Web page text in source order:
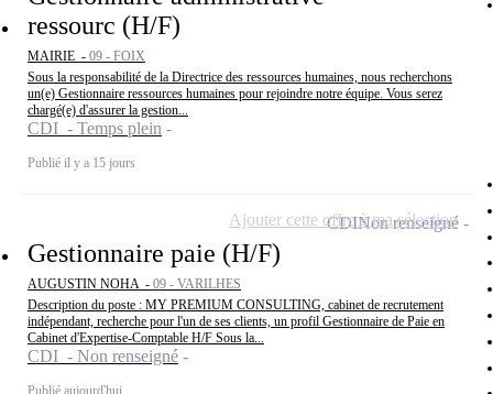
ressourc (H/F)
MAIRIE - 09 - FOIX
Sous la responsabilité de la Directrice des ressources humaines, nous recherchons
un(e) Gestionnaire ressources humaines pour rejoindre notre équipe. Vous serez
chargé(e) d'assurer la gestion...
CDI - Temps plein
Publié il y a 15 jours
Gestionnaire paie (H/F)
AUGUSTIN NOHA - 09 - VARILHES
Description du poste : MY PREMIUM CONSULTING, cabinet de recrutement
indépendant, recherche pour l'un de ses clients, un profil Gestionnaire de Paie en
Cabinet d'Expertise-Comptable H/F Sous la...
CDI - Non renseigné
Publié aujourd'hui
CDINon renseigné
Ajouter cette offre à ma sélection